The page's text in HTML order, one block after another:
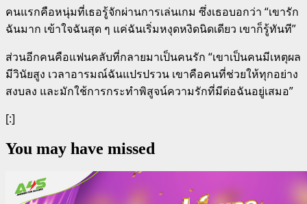
คนแรกคือหนุ่มที่เธอรู้จักผ่านการเล่นเกม ซึ่งเธอบอกว่า “เขารัก
ฉันมาก เข้าใจฉันสุด ๆ แค่ฉันเริ่มหงุดหงิดนิดเดียว เขาก็รู้ทันที”
ส่วนอีกคนคือแฟนคลับที่กลายมาเป็นคนรัก “เขาเป็นคนมีเหตุผล
มีวินัยสูง เวลาอารมณ์ฉันแปรปรวน เขาคือคนที่ช่วยให้ทุกอย่าง
สงบลง และมักใช้การกระทำพิสูจน์ความรักที่มีต่อฉันอยู่เสมอ”
[:]
You may have missed